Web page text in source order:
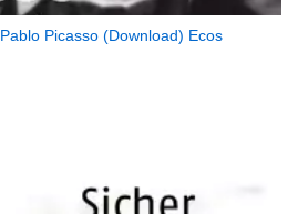
Picasso (Download) Ecos